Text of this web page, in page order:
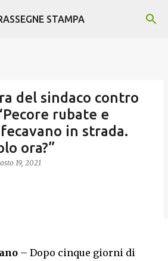
ai contenuti principali
STAMPA
del sindaco contro
rubate e
in strada.
ora?”
19, 2021
– Dopo cinque giorni di